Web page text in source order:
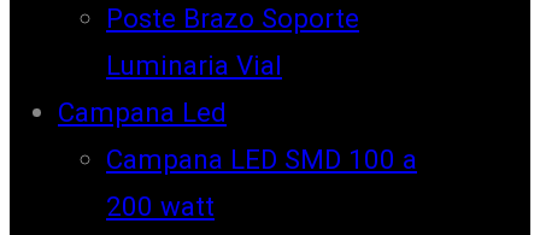
Poste Brazo Soporte
Luminaria Vial
Campana Led
Campana LED SMD 100 a
200 watt